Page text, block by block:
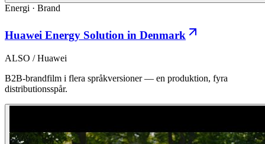
Energi · Brand
Huawei Energy Solution in Denmark
ALSO / Huawei
B2B-brandfilm i flera språkversioner — en produktion, fyra
distributionsspår.